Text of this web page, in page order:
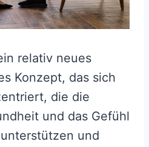
relativ neues
Konzept, das sich
die die
und das Gefühl
und